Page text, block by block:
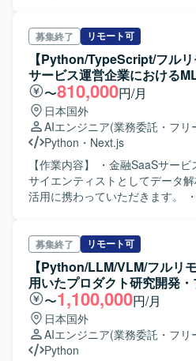
だきたいと考えております。不具
その場限りで終わらせずプロダク
方、曖昧な状況でも自ら課題を
込みながら開発を進められる方、
やプロジェクトマネージャーと建
迎いたします。チームメンバー
的な支援やナレッジ共有ができ
方に責任を持ち継続的な改善に取
ただきたいポジションです。 【ポジションの魅力】 AI音声
プロダクトを実際のコンタクト
ら得られるフィードバックをも
いくフェーズに携わることができ
整理し、その場限りの個別対応で
再利用可能な機能や仕組みへ昇華
ます。既存機能の改善と新規機
開発優先順位やアーキテクチャ
を見直していく余地があり、フロ
ドを横断して手を動かしながら
して技術面だけでなくチームの
ジションです。通話中のリアルタ
仕様検討、アーキテクチャ設計や
ング方針の策定を行っていただき
ビューや設計レビューによる開
スやチーム内の役割分担、情報
ンバーへの技術的な支援やナレッ
発をリードしていただきます。 【求める人物像】 マネジメ
ントだけではなく自ら設計・実
ードできる方を求めています。フ
ンドの領域を限定せず、プロダ
る方が望ましいです。技術的な
や事業上の優先順位を踏まえて判
別要望への対応をプロダクトの改
者を巻き込みながら開発を進めら
ージャーやプロジェクトマネージ
る方、チームメンバーの経験や
支援やナレッジ共有ができる方
えています。開発速度と品質の両
な改善に取り組める方を期待しています。 【
魅力】 AI音声プロダクトを実際
入し、現場から得られるフィード
担当いただきます。 ・基盤要員
をテストベッド環境へ移行し、
行できるようにするための基盤
す。 ・Kubernetes上で各種ミド
基盤などの構築および設定作業
に構築済みのシステムを用いた
びアプリ側の技術的な支援や改
す。 ・アプリ要員として、
するPythonアプリケーションの
いただきます。 ・実証結果や検
ントとしてナレッジ化していただきます。
バーと定期的に成果や課題を共有
論し合える方を歓迎いたします。
ルに対して前向きにキャッチア
共有していただける方を想定し
スクを管理し、ゴールから逆算し
ポジションです。 【ポジションの魅力】 ・自動車関連の先
進的なシステム領域において、
実証など上流フェーズから関わる
募集終了 リモート可
【Python/TypeScript/フル
サービス運営企業における
〜810,000円/月
日本国外
AIエンジニア(業務委託・フリ
Python ・ Next.js
【作業内容】 ・金融SaaSサー
サイエンティストとしてデータ
活用に携わっていただきます。
化を行っていただきます。 ・プ
AI導入を行っていただきます。 【開発環境】 ・開発言語：
Python、Typescript ・機械学習
learn、LightGBM、pandas、
トフォーム：Google Cloud
・アプリケーション：Next.js、
ル：Terraform、Cloud Build ・デ
Dataform ・データビジュアライ
募集終了 リモート可
【Python/LLM/VLM/フルリ
用いたプロダクト研究開発
〜1,100,000円/月
日本国外
AIエンジニア(業務委託・フリ
Python